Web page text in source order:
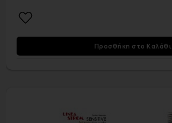
Προσθήκη στο Καλάθι